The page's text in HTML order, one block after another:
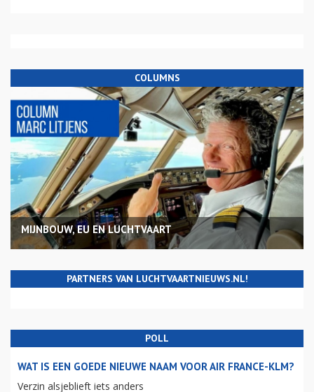
COLUMNS
MIJNBOUW, EU EN LUCHTVAART
PARTNERS VAN LUCHTVAARTNIEUWS.NL!
POLL
WAT IS EEN GOEDE NIEUWE NAAM VOOR AIR FRANCE-KLM?
Verzin alsjeblieft iets anders